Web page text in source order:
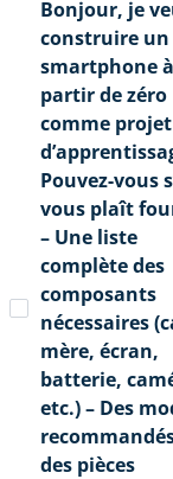
Bonjour, je
construire un
smartphone à
partir de zéro
comme projet
Pouvez-vous
vous plaît
– Une liste
complète des
composants
nécessaires
mère, écran,
batterie,
etc.) – Des
des pièces